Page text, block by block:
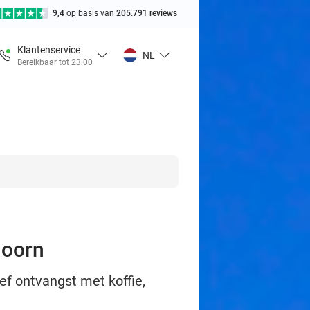
9,4 op basis van 205.791 reviews
Klantenservice
Bereikbaar tot 23:00
NL
ontvangst met koffie,